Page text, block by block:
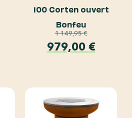
100 Corten ouvert
Bonfeu
1 149,95€
979,00 €